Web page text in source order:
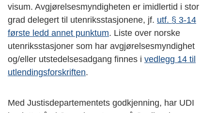
visum. Avgjørelsesmyndigheten er imidlertid i stor
grad delegert til utenriksstasjonene, jf. utf. § 3-14
første ledd annet punktum. Liste over norske
utenriksstasjoner som har avgjørelsesmyndighet
og/eller utstedelsesadgang finnes i vedlegg 14 til
utlendingsforskriften.
Med Justisdepartementets godkjenning, har UDI